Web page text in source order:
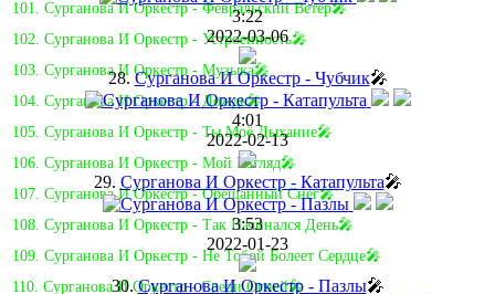
101. Сурганова И Оркестр - Февральский Ветер🎤
102. Сурганова И Оркестр - Устроенность🎤
103. Сурганова И Оркестр - Музыка🎤
104. Сурганова И Оркестр - Дождь🎤
105. Сурганова И Оркестр - Ты Моё Дыхание🎤
106. Сурганова И Оркестр - Мой Взгляд🎤
107. Сурганова И Оркестр - Обещанный Снег🎤
108. Сурганова И Оркестр - Так Начинался День🎤
109. Сурганова И Оркестр - Не Тобой Болеет Сердце🎤
110. Сурганова И Оркестр - Среди Огней🎤
3:22
2022-03-06
28.Сурганова И Оркестр - Чубчик🎤
4:01
2022-02-13
29. Сурганова И Оркестр - Катапульта🎤
3:53
2022-01-23
30.Сурганова И Оркестр - Пазлы🎤